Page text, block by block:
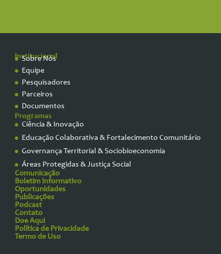
Institucional
Sobre Nós
Equipe
Pesquisadores
Parceiros
Documentos
Programas
Ciência & Inovação
Educação Colaborativa & Fortalecimento Comunitário
Governança Territorial & Sociobioeconomia
Áreas Protegidas & Justiça Social
Comunicação
Boletim Informativo
Oportunidades
Publicações
Podcast
Contato
Doe Aqui
Política de Privacidade
Termo de Uso